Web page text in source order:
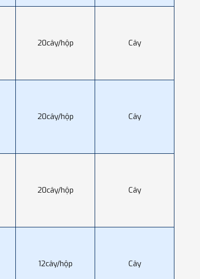
20cây/hộp Cây
20cây/hộp Cây
20cây/hộp Cây
12cây/hộp Cây